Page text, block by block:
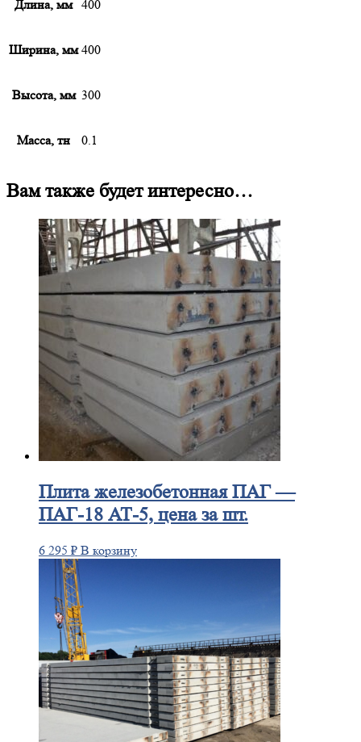
Длина, мм 400
Ширина, мм 400
Высота, мм 300
Масса, тн 0.1
Вам также будет интересно…
Плитажелезобетонная ПАГ —
ПАГ-18 АТ-5, цена за шт.
6 295 ₽ В корзину